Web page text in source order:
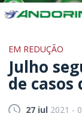
EM REDUÇÃO
Julho
de casos
27 jul 2021 -